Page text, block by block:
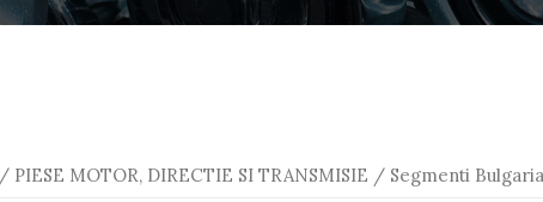
/ PIESE MOTOR, DIRECTIE SI TRANSMISIE / Segmenti